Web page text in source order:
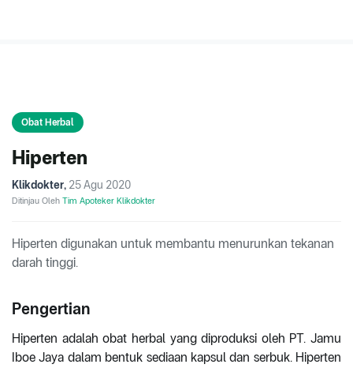
Obat Herbal
Hiperten
Klikdokter, 25 Agu 2020
Ditinjau Oleh Tim Apoteker Klikdokter
Hiperten digunakan untuk membantu menurunkan tekanan
darah tinggi.
Pengertian
Hiperten adalah obat herbal yang diproduksi oleh PT. Jamu
Iboe Jaya dalam bentuk sediaan kapsul dan serbuk. Hiperten